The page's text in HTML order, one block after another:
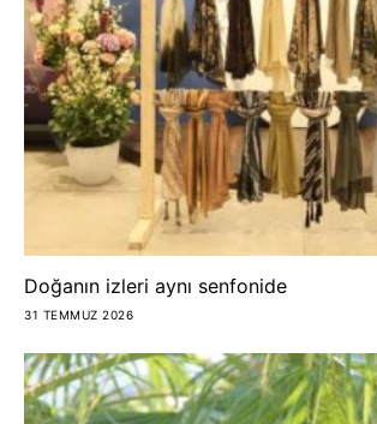
Doğanın izleri aynı senfonide
31 TEMMUZ 2026